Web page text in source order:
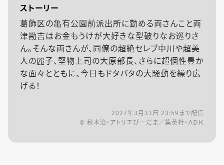
ストーリー
葛飾区の亀有公園前派出所に勤める両さんこと両
津勘吉はお金もうけが大好きな型破りなお巡りさ
ん。そんな両さんが、同僚の超絶セレブ中川や超美
人の麗子、堅物上司の大原部長、さらに超個性豊か
な面々とともに、今日もドタバタの大騒動を繰り広
げる！
2027年3月31日 23:59 まで配信
© 秋本治・アトリエびーだま／集英社・ＡＤＫ